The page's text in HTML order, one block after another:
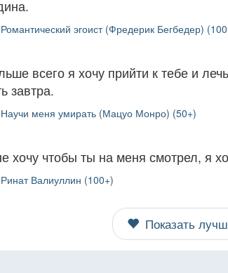
Романтический эгоист (Фредерик Бегбедер)
всего я хочу прийти к тебе и
завтра.
Научи меня умирать (Мацуо Монро) (50+)
хочу чтобы ты на меня смотрел, я
Ринат Валиуллин (100+)
Показать